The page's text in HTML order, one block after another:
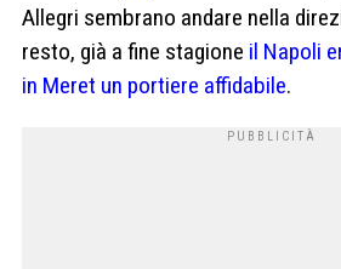
Allegri sembrano andare nella
resto, già a fine stagione il Napoli
in Meret un portiere affidabile.